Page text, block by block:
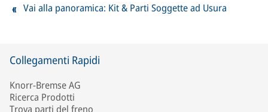
Vai alla panoramica: Kit & Parti Soggette ad Usura
Collegamenti Rapidi
Knorr-Bremse AG
Ricerca Prodotti
Trova parti del freno